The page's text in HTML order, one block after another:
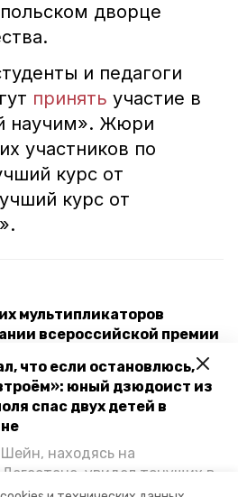
что если остановлюсь,
юный дзюдоист из
спас двух детей в
находясь на
увидел тонущих в
и бросился на помощь. По
дворце
и педагоги
принять участие в
научим». Жюри
участников по
курс от
курс от
мультипликаторов
всероссийской премии
Ставрополья прошли
этапа конкурса
— 2023»
сми